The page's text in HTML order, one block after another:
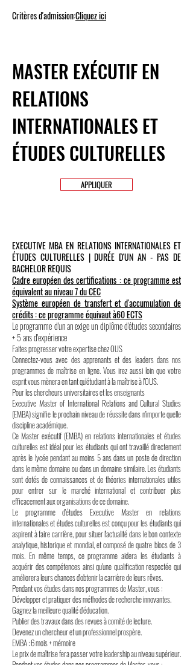
Critères d'admission:Cliquez ici
MASTER EXÉCUTIF EN
RELATIONS
INTERNATIONALES ET
ÉTUDES CULTURELLES
APPLIQUER
EXECUTIVE MBA EN RELATIONS INTERNATIONALES ET
ÉTUDES CULTURELLES | DURÉE D'UN AN - PAS DE
BACHELOR REQUIS
Cadre européen des certifications : ce programme est
équivalent au niveau 7 du CEC
Système européen de transfert et d'accumulation de
crédits : ce programme équivaut à60 ECTS
Le programme d'un an exige un diplôme d'études secondaires
+ 5 ans d'expérience
Faites progresser votre expertise chez OUS
Connectez-vous avec des apprenants et des leaders dans nos
programmes de maîtrise en ligne. Vous irez aussi loin que votre
esprit vous mènera en tant qu'étudiant à la maîtrise à l'OUS.
Pour les chercheurs universitaires et les enseignants
Executive Master of International Relations and Cultural Studies
(EMBA) signifie le prochain niveau de réussite dans n'importe quelle
discipline académique.
Ce Master exécutif (EMBA) en relations internationales et études
culturelles est idéal pour les étudiants qui ont travaillé directement
après le lycée pendant au moins 5 ans dans un poste de direction
dans le même domaine ou dans un domaine similaire. Les étudiants
sont dotés de connaissances et de théories internationales utiles
pour entrer sur le marché international et contribuer plus
efficacement aux organisations de ce domaine.
Le programme d'études Executive Master en relations
internationales et études culturelles est conçu pour les étudiants qui
aspirent à faire carrière, pour situer l'actualité dans le bon contexte
analytique, historique et mondial, et composé de quatre blocs de 3
mois. En même temps, ce programme aidera les étudiants à
acquérir des compétences ainsi qu'une qualification respectée qui
améliorera leurs chances d'obtenir la carrière de leurs rêves.
Pendant vos études dans nos programmes de Master, vous :
Développer et pratiquer des méthodes de recherche innovantes.
Gagnez la meilleure qualité d'éducation.
Publier des travaux dans des revues à comité de lecture.
Devenez un chercheur et un professionnel prospère.
EMBA : 6 mois + mémoire
Le prix de maîtrise fera passer votre leadership au niveau supérieur.